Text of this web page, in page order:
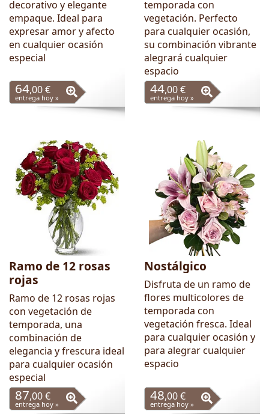
decorativo y elegante
empaque. Ideal para
expresar amor y afecto
en cualquier ocasión
especial
64,00 €
entrega hoy »
temporada con
vegetación. Perfecto
para cualquier ocasión,
su combinación vibrante
alegrará cualquier
espacio
44,00 €
entrega hoy »
Ramo de 12 rosas
rojas
Ramo de 12 rosas rojas
con vegetación de
temporada, una
combinación de
elegancia y frescura ideal
para cualquier ocasión
especial
87,00 €
entrega hoy »
Nostálgico
Disfruta de un ramo de
flores multicolores de
temporada con
vegetación fresca. Ideal
para cualquier ocasión y
para alegrar cualquier
espacio
48,00 €
entrega hoy »